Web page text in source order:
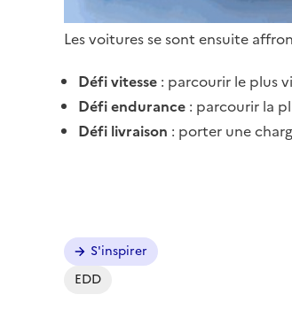
Les voitures se sont ensuite
Défi vitesse : parcourir le plus
Défi endurance : parcourir la
Défi livraison : porter une
S'inspirer
EDD